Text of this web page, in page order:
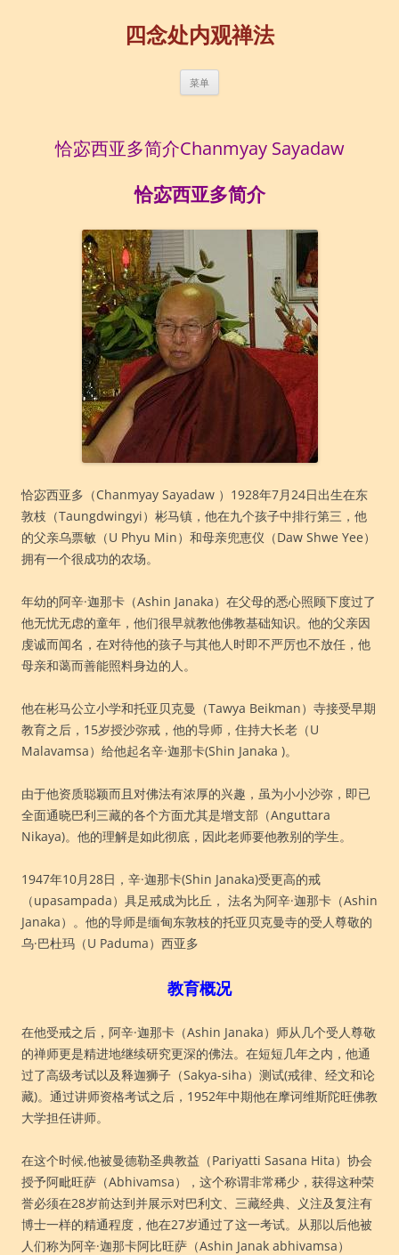
四念处内观禅法
菜单
恰宓西亚多简介Chanmyay Sayadaw
恰宓西亚多简介
恰宓西亚多（Chanmyay Sayadaw ）1928年7月24日出生在东
敦枝（Taungdwingyi）彬马镇，他在九个孩子中排行第三，他
的父亲乌票敏（U Phyu Min）和母亲兜恵仪（Daw Shwe Yee）
拥有一个很成功的农场。
年幼的阿辛·迦那卡（Ashin Janaka）在父母的悉心照顾下度过了
他无忧无虑的童年，他们很早就教他佛教基础知识。他的父亲因
虔诚而闻名，在对待他的孩子与其他人时即不严厉也不放任，他
母亲和蔼而善能照料身边的人。
他在彬马公立小学和托亚贝克曼（Tawya Beikman）寺接受早期
教育之后，15岁授沙弥戒，他的导师，住持大长老（U
Malavamsa）给他起名辛·迦那卡(Shin Janaka )。
由于他资质聪颖而且对佛法有浓厚的兴趣，虽为小小沙弥，即已
全面通晓巴利三藏的各个方面尤其是增支部（Anguttara
Nikaya)。他的理解是如此彻底，因此老师要他教别的学生。
1947年10月28日，辛·迦那卡(Shin Janaka)受更高的戒
（upasampada）具足戒成为比丘， 法名为阿辛·迦那卡（Ashin
Janaka）。他的导师是缅甸东敦枝的托亚贝克曼寺的受人尊敬的
乌·巴杜玛（U Paduma）西亚多
教育概况
在他受戒之后，阿辛·迦那卡（Ashin Janaka）师从几个受人尊敬
的禅师更是精进地继续研究更深的佛法。在短短几年之内，他通
过了高级考试以及释迦狮子（Sakya-siha）测试(戒律、经文和论
藏)。通过讲师资格考试之后，1952年中期他在摩诃维斯陀旺佛教
大学担任讲师。
在这个时候,他被曼德勒圣典教益（Pariyatti Sasana Hita）协会
授予阿毗旺萨（Abhivamsa），这个称谓非常稀少，获得这种荣
誉必须在28岁前达到并展示对巴利文、三藏经典、义注及复注有
博士一样的精通程度，他在27岁通过了这一考试。从那以后他被
人们称为阿辛·迦那卡阿比旺萨（Ashin Janak abhivamsa）